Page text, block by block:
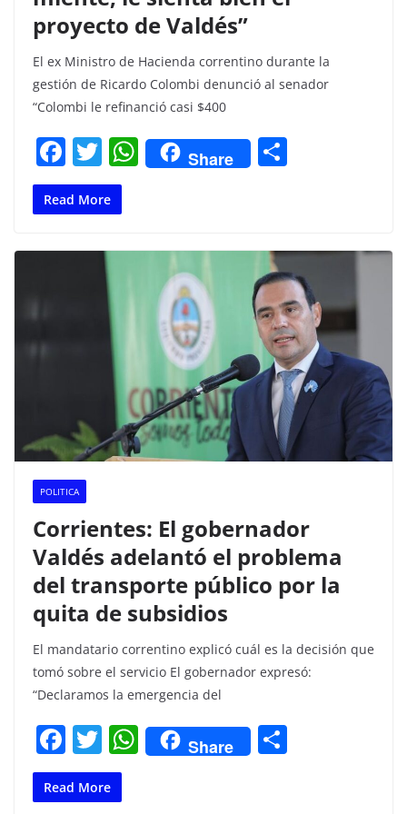
proyecto de Valdés”
El ex Ministro de Hacienda correntino durante la
gestión de Ricardo Colombi denunció al senador
“Colombi le refinanció casi $400
F
a
c
T
w
itt
W
h
Share
ar
tir
Read More
POLITICA
Corrientes: El gobernador
Valdés adelantó el problema
del transporte público por la
quita de subsidios
El mandatario correntino explicó cuál es la decisión que
tomó sobre el servicio El gobernador expresó:
“Declaramos la emergencia del
F
a
c
T
w
itt
W
h
Share
Read More